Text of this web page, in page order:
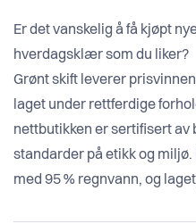
Er det vanskelig å få kjøpt
hverdagsklær som du liker?
Grønt skift leverer
laget under rettferdige
nettbutikken er sertifisert av
standarder på etikk og
med 95 % regnvann, og